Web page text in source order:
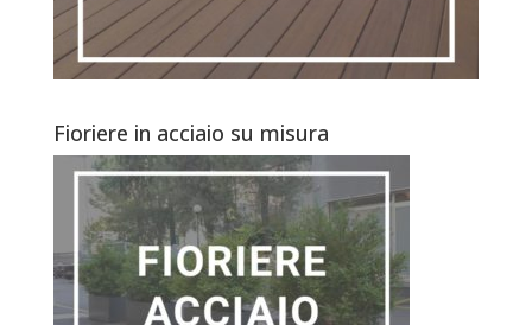
Fioriere in acciaio su misura